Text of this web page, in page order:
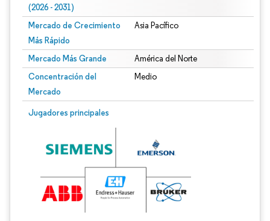
(2026 - 2031)
Mercado de Crecimiento
Más Rápido
Asia Pacífico
Mercado Más Grande América del Norte
Concentración del
Mercado
Medio
Jugadores principales
Imagen © Mordor Intelligence. El uso requiere atribución según CC BY 4.0.